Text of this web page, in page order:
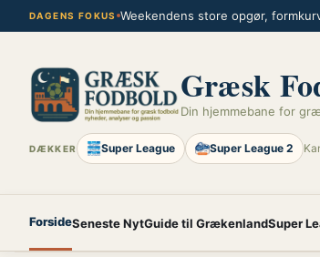
Spring
til
DAGENS FOKUS Weekendens store opgør,
Græsk
Din hjemmebane for
DÆKKER Super League Super League 2
ForsideSeneste NytGuide til GrækenlandSuper